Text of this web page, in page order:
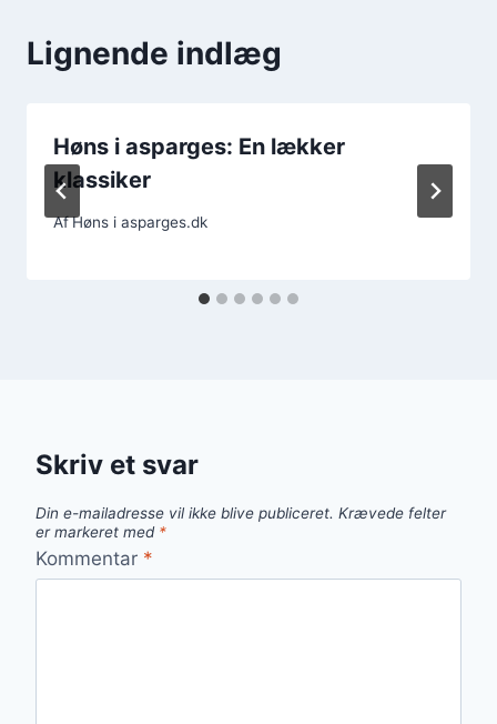
Lignende indlæg
Høns i asparges: En lækker
klassiker
AfHøns i asparges.dk
Skriv et svar
Din e-mailadresse vil ikke blive publiceret. Krævede felter
er markeret med *
Kommentar *